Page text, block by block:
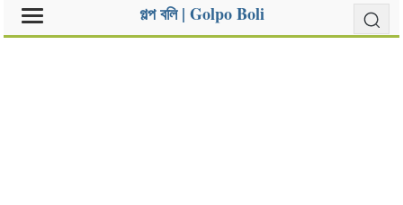
গল্প বলি | Golpo Boli